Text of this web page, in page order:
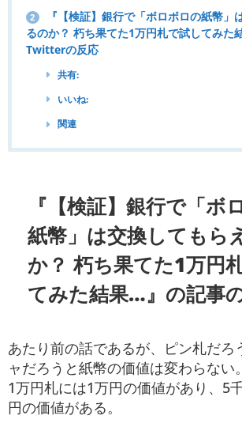
2
『【検証】銀行で「ボロボロの紙幣」
るのか？ 朽ち果てた1万円札で試してみた
Twitterの反応
共有:
いいね:
関連
『【検証】銀行で「ボ
紙幣」は交換してもら
か？ 朽ち果てた1万円
てみた結果…』の記事
あたり前の話であるが、ピン札だろ
ャだろうと紙幣の価値は変わらない。
1万円札には1万円の価値があり、5
円の価値がある。